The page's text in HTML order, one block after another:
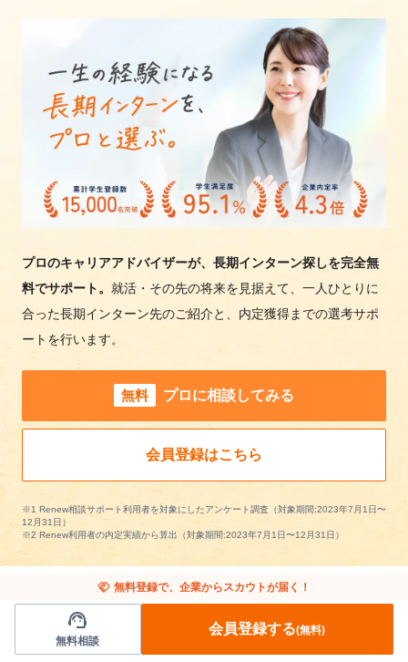
プロのキャリアアドバイザーが、長期インターン探しを完全無
料でサポート。 就活・その先の将来を見据えて、一人ひとりに
合った長期インターン先のご紹介と、内定獲得までの選考サポ
ートを行います。
無料 プロに相談してみる
会員登録はこちら
※1 Renew相談サポート利用者を対象にしたアンケート調査（対象期間:2023年7月1日〜
12月31日）
※2 Renew利用者の内定実績から算出（対象期間:2023年7月1日〜12月31日）
広島県の長期インターンを条件で絞り込む
handshake 無料登録で、企業からスカウトが届く！
support_agent
無料相談
会員登録する(無料)